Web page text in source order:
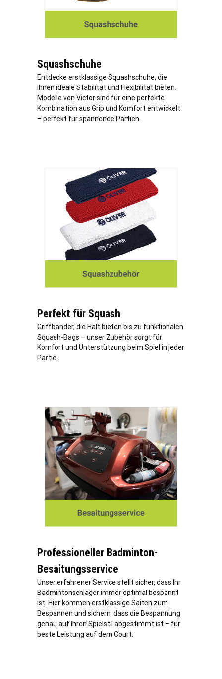
Squashschuhe
Entdecke erstklassige Squashschuhe, die
Ihnen ideale Stabilität und Flexibilität bieten.
Modelle von Victor sind für eine perfekte
Kombination aus Grip und Komfort entwickelt
– perfekt für spannende Partien.
Perfekt für Squash
Griffbänder, die Halt bieten bis zu funktionalen
Squash-Bags – unser Zubehör sorgt für
Komfort und Unterstützung beim Spiel in jeder
Partie.
Professioneller Badminton-
Besaitungsservice
Unser erfahrener Service stellt sicher, dass Ihr
Badmintonschläger immer optimal bespannt
ist. Hier kommen erstklassige Saiten zum
Bespannen und sichern, dass die Bespannung
genau auf Ihren Spielstil abgestimmt ist – für
beste Leistung auf dem Court.